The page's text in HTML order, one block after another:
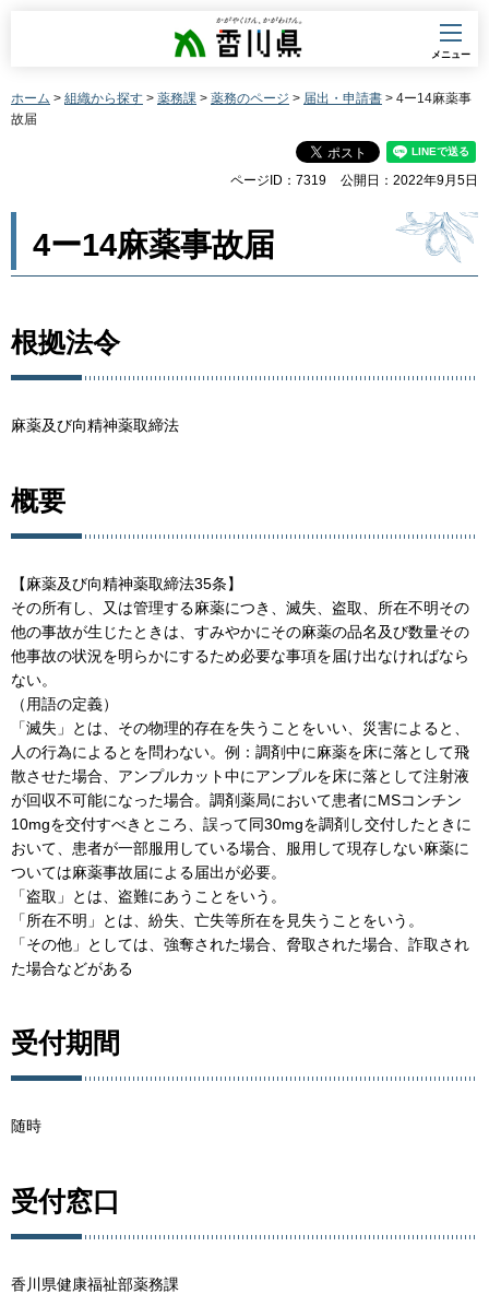
香川県
メニュー
ホーム > 組織から探す > 薬務課 > 薬務のページ > 届出・申請書 > 4ー14麻薬事
故届
ページID：7319 公開日：2022年9月5日
4ー14麻薬事故届
根拠法令
麻薬及び向精神薬取締法
概要
【麻薬及び向精神薬取締法35条】
その所有し、又は管理する麻薬につき、滅失、盗取、所在不明その
他の事故が生じたときは、すみやかにその麻薬の品名及び数量その
他事故の状況を明らかにするため必要な事項を届け出なければなら
ない。
（用語の定義）
「滅失」とは、その物理的存在を失うことをいい、災害によると、
人の行為によるとを問わない。例：調剤中に麻薬を床に落として飛
散させた場合、アンプルカット中にアンプルを床に落として注射液
が回収不可能になった場合。調剤薬局において患者にMSコンチン
10mgを交付すべきところ、誤って同30mgを調剤し交付したときに
おいて、患者が一部服用している場合、服用して現存しない麻薬に
ついては麻薬事故届による届出が必要。
「盗取」とは、盗難にあうことをいう。
「所在不明」とは、紛失、亡失等所在を見失うことをいう。
「その他」としては、強奪された場合、脅取された場合、詐取され
た場合などがある
受付期間
随時
受付窓口
香川県健康福祉部薬務課